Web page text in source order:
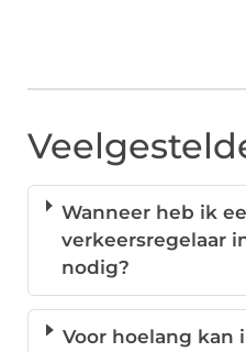
Wanneer heb ik
verkeersregelaar
nodig?
Voor hoelang kan